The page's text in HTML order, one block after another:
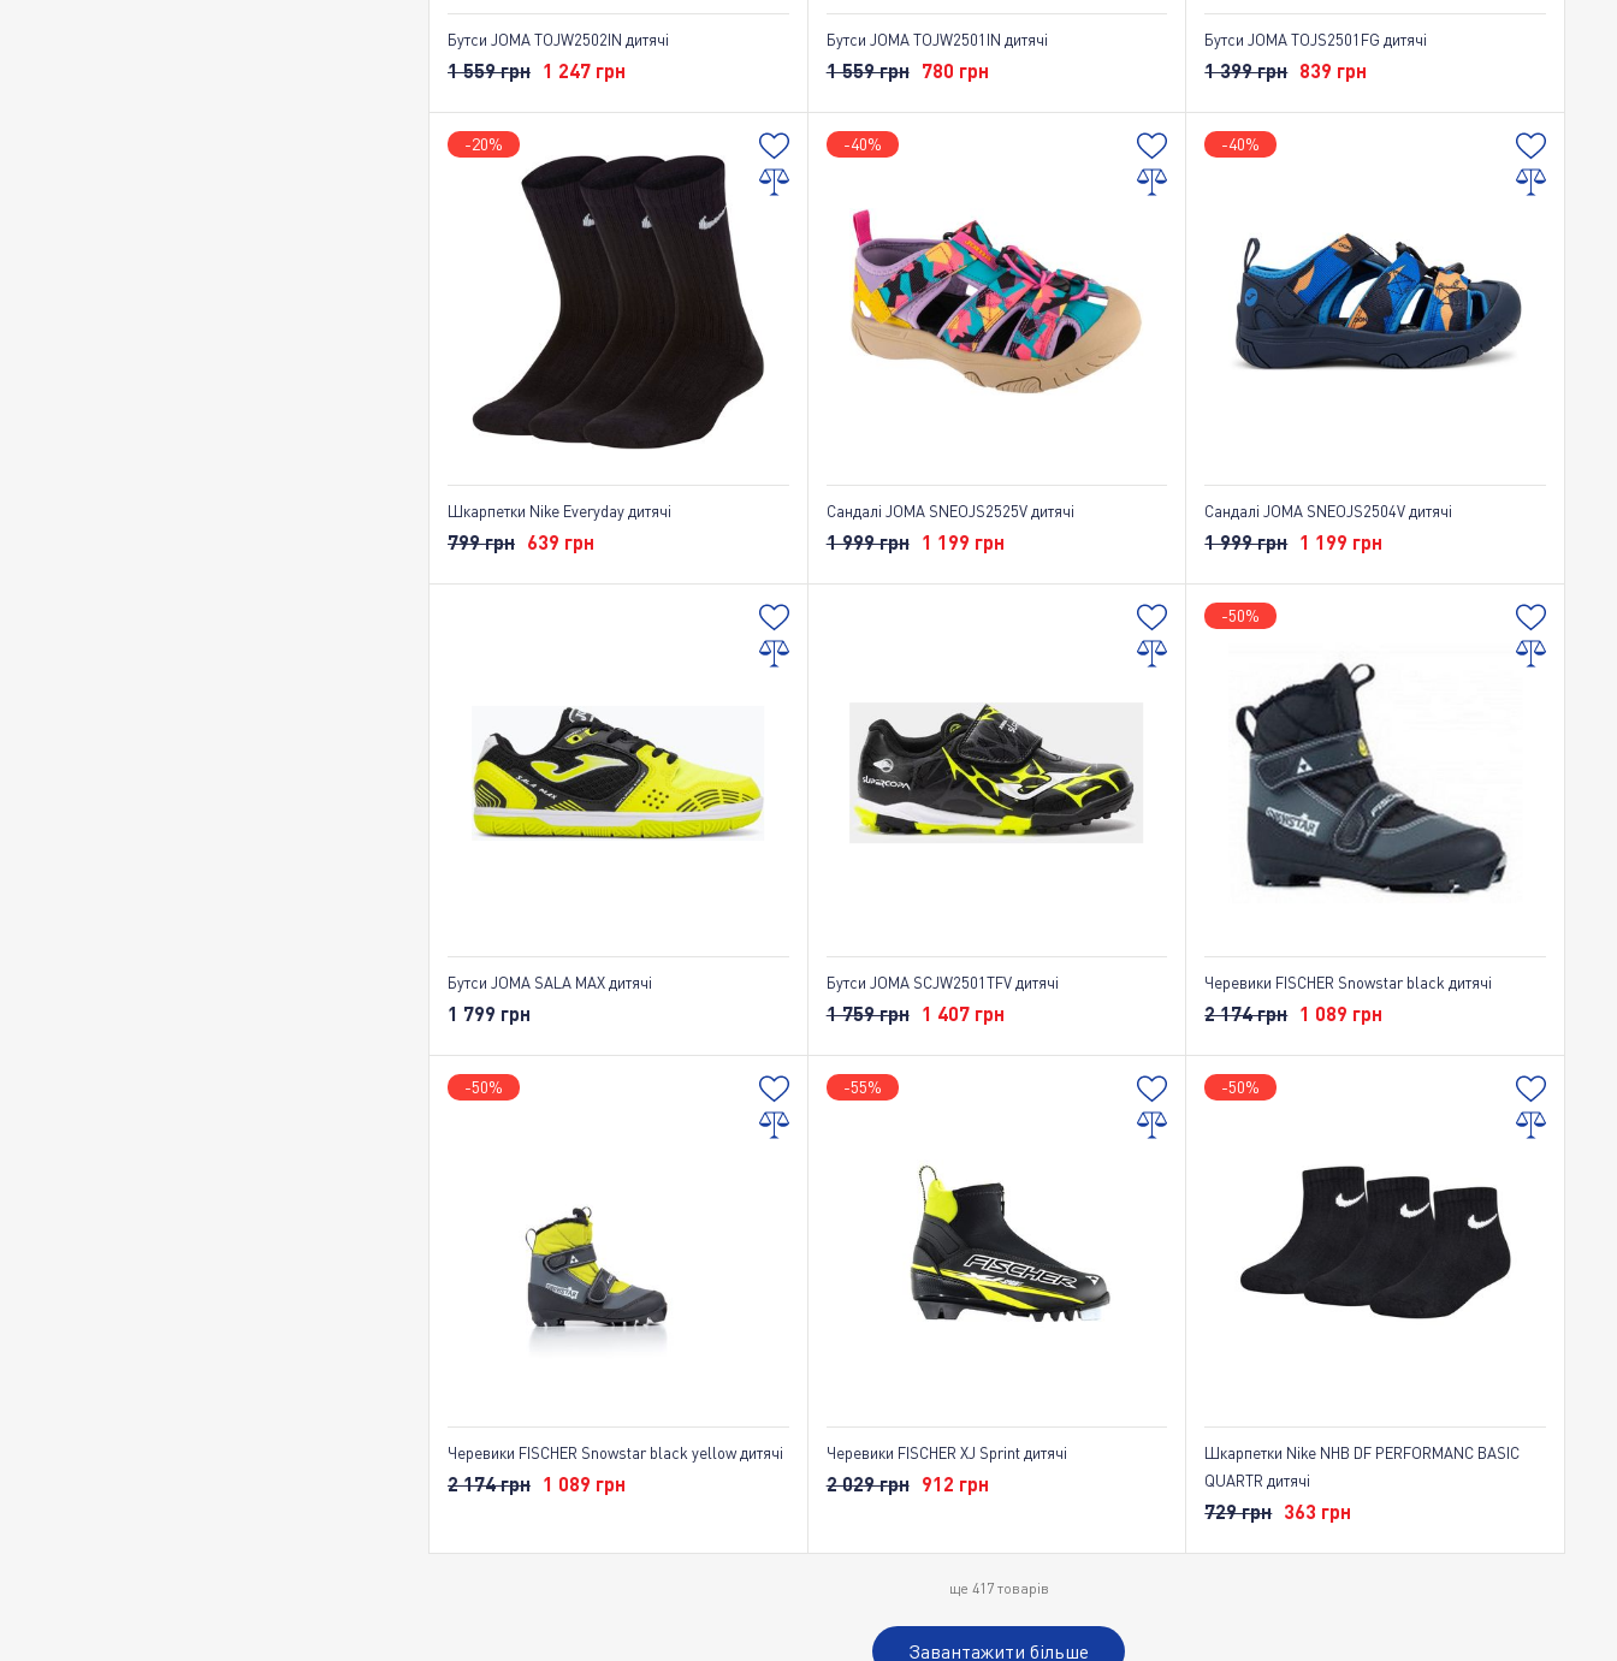
Бутси JOMA TOJW2502IN дитячі
1 559 грн 1 247 грн
Бутси JOMA TOJW2501IN дитячі
1 559 грн 780 грн
Бутси JOMA TOJS2501FG дитячі
1 399 грн 839 грн
-20%
Шкарпетки Nike Everyday дитячі
799 грн 639 грн
-40%
Сандалі JOMA SNEOJS2525V дитячі
1 999 грн 1 199 грн
-40%
Сандалі JOMA SNEOJS2504V дитячі
1 999 грн 1 199 грн
Бутси JOMA SALA MAX дитячі
1 799 грн
Бутси JOMA SCJW2501TFV дитячі
1 759 грн 1 407 грн
-50%
Черевики FISCHER Snowstar black дитячі
2 174 грн 1 089 грн
-50%
Черевики FISCHER Snowstar black yellow дитячі
2 174 грн 1 089 грн
-55%
Черевики FISCHER XJ Sprint дитячі
2 029 грн 912 грн
-50%
Шкарпетки Nike NHB DF PERFORMANC BASIC
QUARTR дитячі
729 грн 363 грн
ще 417 товарів
Завантажити більше